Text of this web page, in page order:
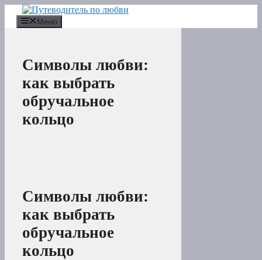
Перейти
содержимому
Меню
Символы любви:
как выбрать
обручальное
кольцо
Символы любви:
как выбрать
обручальное
кольцо